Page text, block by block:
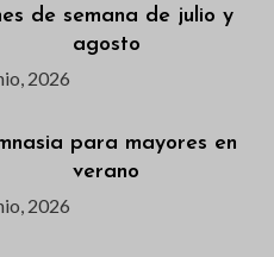
de semana de julio y
agosto
2026
para mayores en
verano
2026